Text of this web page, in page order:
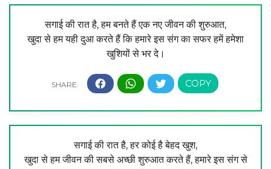
सगाई की रात है, हम बनते हैं एक नए जीवन की शुरुआत,
खुदा से हम यही दुआ करते हैं कि हमारे इस संग का सफर हमें हमेशा
खुशियों से भर दे।
सगाई की रात है, हर कोई है बेहद खुश,
खुदा से हम जीवन की सबसे अच्छी शुरुआत करते हैं, हमारे इस संग से